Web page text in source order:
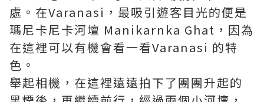
處。在Varanasi，最吸引遊客目光的便是
瑪尼卡尼卡河壇 Manikarnka Ghat，因為
在這裡可以有機會看一看Varanasi 的特
色。
舉起相機，在這裡遠遠拍下了團團升起的